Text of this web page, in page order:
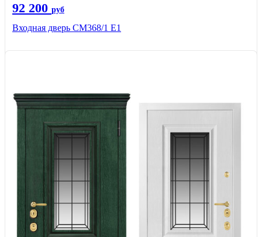
92 200 руб
Входная дверь СМ368/1 Е1